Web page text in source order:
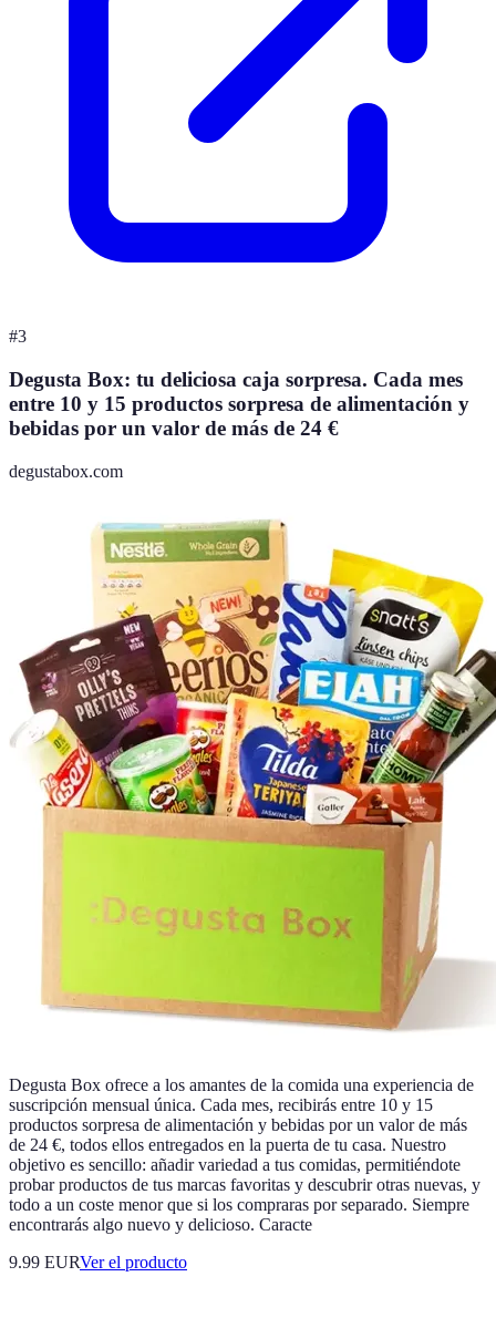
#3
Degusta Box: tu deliciosa caja sorpresa. Cada mes
entre 10 y 15 productos sorpresa de alimentación y
bebidas por un valor de más de 24 €
degustabox.com
Degusta Box ofrece a los amantes de la comida una experiencia de
suscripción mensual única. Cada mes, recibirás entre 10 y 15
productos sorpresa de alimentación y bebidas por un valor de más
de 24 €, todos ellos entregados en la puerta de tu casa. Nuestro
objetivo es sencillo: añadir variedad a tus comidas, permitiéndote
probar productos de tus marcas favoritas y descubrir otras nuevas, y
todo a un coste menor que si los compraras por separado. Siempre
encontrarás algo nuevo y delicioso. Caracte
9.99 EURVer el producto